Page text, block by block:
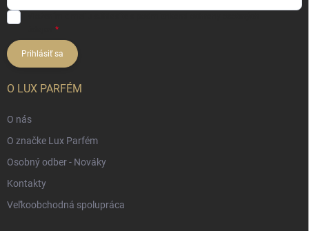
Prihlásiť sa
O LUX PARFÉM
O nás
O značke Lux Parfém
Osobný odber - Nováky
Kontakty
Veľkoobchodná spolupráca